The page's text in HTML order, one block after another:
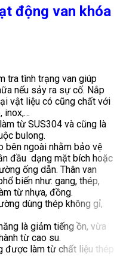
động van khóa
tra tình trạng van giúp
nếu sảy ra sự cố. Nắp
vật liệu có cũng chất với
inox,…
từ SUS304 và cũng là
bulong.
bên ngoài nhằm bảo vệ
đầu dạng mặt bích hoặc
ống dẫn. Thân van
biến như: gang, thép,
từ nhựa, đồng.
dùng thép không gỉ,
là giảm tiếng ồn, vừa
từ cao su.
được làm từ chất liệu thép